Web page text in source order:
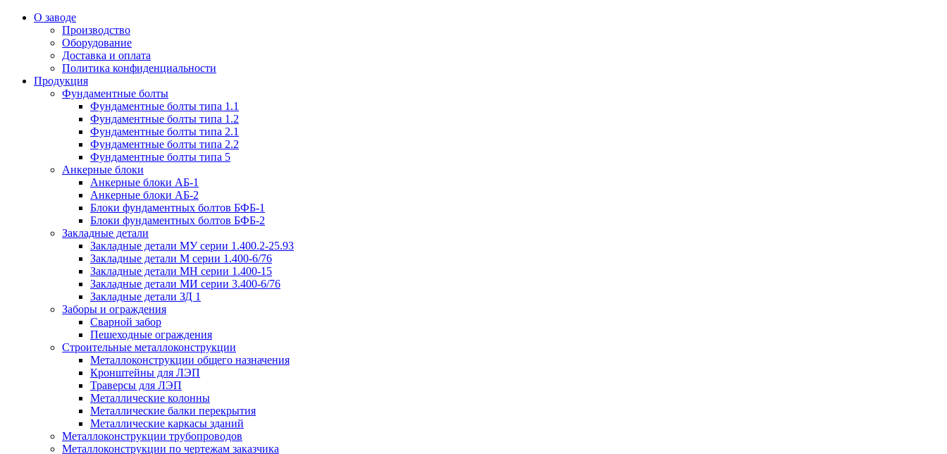
О заводе
Производство
Оборудование
Доставка и оплата
Политика конфиденциальности
Продукция
Фундаментные болты
Фундаментные болты типа 1.1
Фундаментные болты типа 1.2
Фундаментные болты типа 2.1
Фундаментные болты типа 2.2
Фундаментные болты типа 5
Анкерные блоки
Анкерные блоки АБ-1
Анкерные блоки АБ-2
Блоки фундаментных болтов БФБ-1
Блоки фундаментных болтов БФБ-2
Закладные детали
Закладные детали МУ серии 1.400.2-25.93
Закладные детали М серии 1.400-6/76
Закладные детали МН серии 1.400-15
Закладные детали МИ серии 3.400-6/76
Закладные детали ЗД 1
Заборы и ограждения
Сварной забор
Пешеходные ограждения
Строительные металлоконструкции
Металлоконструкции общего назначения
Кронштейны для ЛЭП
Траверсы для ЛЭП
Металлические колонны
Металлические балки перекрытия
Металлические каркасы зданий
Металлоконструкции трубопроводов
Металлоконструкции по чертежам заказчика